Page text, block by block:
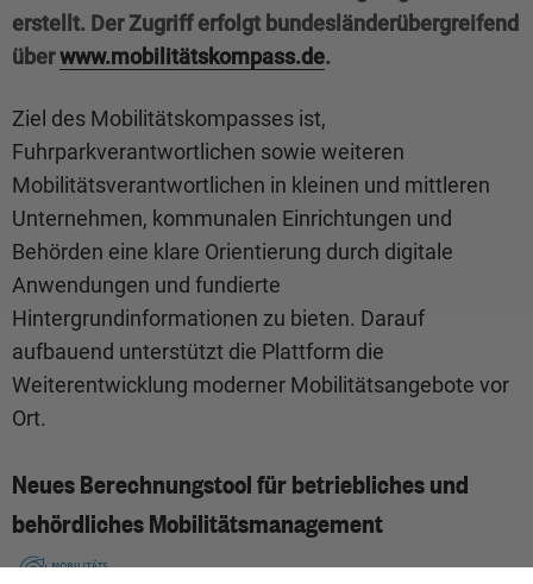
erstellt. Der Zugriff erfolgt bundesländerübergreifend
überwww.mobilitätskompass.de.
Ziel des Mobilitätskompasses ist,
Fuhrparkverantwortlichen sowie weiteren
Mobilitätsverantwortlichen in kleinen und mittleren
Unternehmen, kommunalen Einrichtungen und
Behörden eine klare Orientierung durch digitale
Anwendungen und fundierte
Hintergrundinformationen zu bieten. Darauf
aufbauend unterstützt die Plattform die
Weiterentwicklung moderner Mobilitätsangebote vor
Ort.
Neues Berechnungstool für betriebliches und
behördliches Mobilitätsmanagement